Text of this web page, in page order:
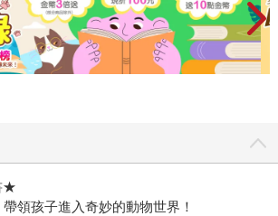
★
領孩子進入奇妙的動物世界！